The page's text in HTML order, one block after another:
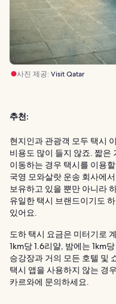
사진 제공: Visit Qatar
추천:
현지인과 관광객 모두 택시
비용도 많이 들지 않죠. 짧은
이동하는 경우 택시를 이용
국영 모와살랏 운송 회사에
보유하고 있을 뿐만 아니라
유일한 택시 브랜드이기도
있어요.
도하 택시 요금은 미터기로
1km당 1.6리얄, 밤에는 1km
승강장과 거의 모든 호텔 및
택시 앱을 사용하지 않는 경
카르와에 문의하세요.